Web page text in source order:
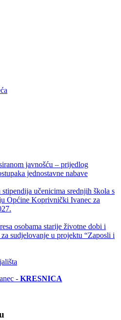
javnošću – prijedlog
jednostavne nabave
učenicima srednjih škola s
Općine Koprivnički Ivanec za
osobama starije životne dobi i
sudjelovanje u projektu “Zaposli i
- KRESNICA